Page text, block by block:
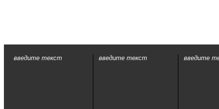
введите текст введите текст введите